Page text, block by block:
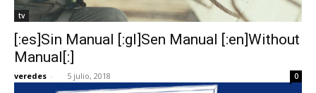
tv
[:es]Sin Manual [:gl]Sen Manual [:en]Without
Manual[:]
veredes - 5 julio, 2018 0